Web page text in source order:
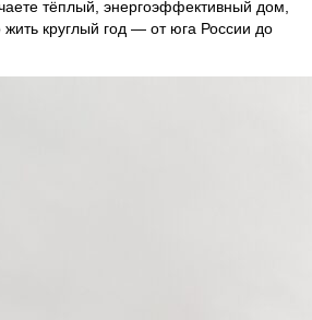
тёплый, энергоэффективный дом,
круглый год — от юга России до